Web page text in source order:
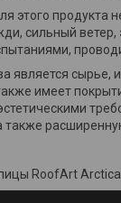
этого
сильный ветер,
сырье,
имеет
RoofArt